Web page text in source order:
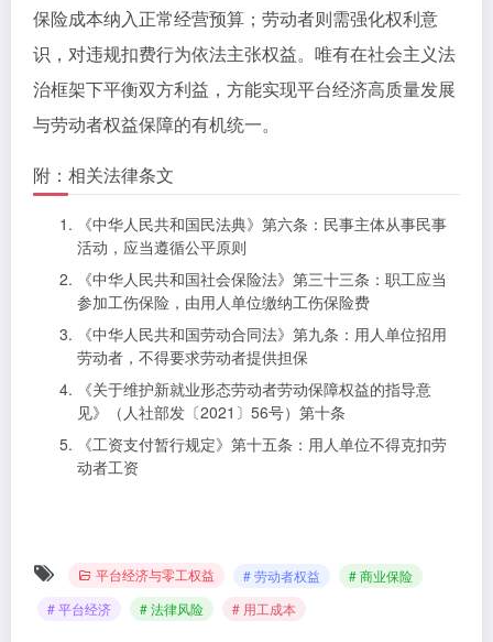
保险成本纳入正常经营预算；劳动者则需强化权利意
识，对违规扣费行为依法主张权益。唯有在社会主义法
治框架下平衡双方利益，方能实现平台经济高质量发展
与劳动者权益保障的有机统一。
附：相关法律条文
《中华人民共和国民法典》第六条：民事主体从事民事
活动，应当遵循公平原则
《中华人民共和国社会保险法》第三十三条：职工应当
参加工伤保险，由用人单位缴纳工伤保险费
《中华人民共和国劳动合同法》第九条：用人单位招用
劳动者，不得要求劳动者提供担保
《关于维护新就业形态劳动者劳动保障权益的指导意
见》（人社部发〔2021〕56号）第十条
《工资支付暂行规定》第十五条：用人单位不得克扣劳
动者工资
平台经济与零工权益 # 劳动者权益
# 商业保险
# 平台经济
# 法律风险 # 用工成本